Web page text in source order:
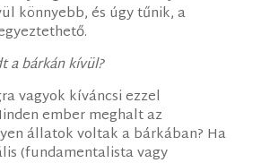
könnyebb, és úgy tűnik, a
a bárkán kívül?
vagyok kíváncsi ezzel
ember meghalt az
állatok voltak a bárkában? Ha
(fundamentalista vagy